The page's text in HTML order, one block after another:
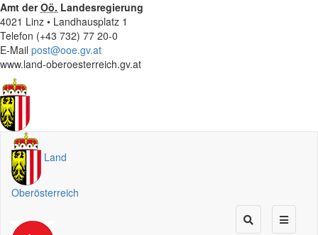
Amt derOö. Landesregierung
4021 Linz • Landhausplatz 1
Telefon (+43 732) 77 20-0
E-Mail post@ooe.gv.at
www.land-oberoesterreich.gv.at
Land
Oberösterreich